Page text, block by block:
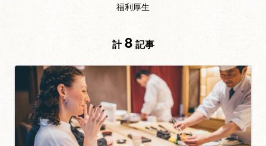
福利厚生
計 8 記事